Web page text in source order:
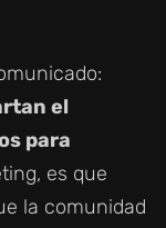
el
para
es que
la comunidad